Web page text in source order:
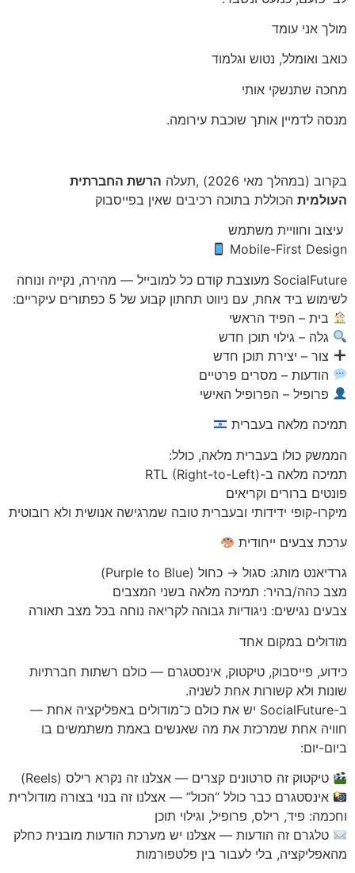
מולך אני עומד
כואב ואומלל, נטוש וגלמוד
מחכה שתנשקי אותי
מנסה לדמיין אותך שוכבת עירומה.
בקרוב (במהלך מאי 2026) ,תעלה
הרשת החברתית
העולמית הכוללת בתוכה רכיבים שאין בפייסבוק
עיצוב וחוויית משתמש
Mobile-First Design
SocialFuture מעוצבת קודם כל למובייל — מהירה, נקייה ונוחה
לשימוש ביד אחת, עם ניווט תחתון קבוע של 5 כפתורים עיקריים:
בית – הפיד הראשי
גלה – גילוי תוכן חדש
צור – יצירת תוכן חדש
הודעות – מסרים פרטיים
פרופיל – הפרופיל האישי
תמיכה מלאה בעברית
הממשק כולו בעברית מלאה, כולל:
תמיכה מלאה ב-RTL (Right-to-Left)
פונטים ברורים וקריאים
מיקרו-קופי ידידותי ובעברית טובה שמרגישה אנושית ולא רובוטית
ערכת צבעים ייחודית
גרדיאנט מותג: סגול → כחול (Purple to Blue)
מצב כהה/בהיר: תמיכה מלאה בשני המצבים
צבעים נגישים: ניגודיות גבוהה לקריאה נוחה בכל מצב תאורה
מודולים במקום אחד
כידוע, פייסבוק, טיקטוק, אינסטגרם — כולם רשתות חברתיות
שונות ולא קשורות אחת לשניה.
ב-SocialFuture יש את כולם כ־מודולים באפליקציה אחת —
חוויה אחת שמרכזת את מה שאנשים באמת משתמשים בו
ביום-יום:
טיקטוק זה סרטונים קצרים — אצלנו זה נקרא רילס (Reels)
אינסטגרם כבר כולל “הכול” — אצלנו זה בנוי בצורה מודולרית
וחכמה: פיד, רילס, פרופיל, וגילוי תוכן
טלגרם זה הודעות — אצלנו יש מערכת הודעות מובנית כחלק
מהאפליקציה, בלי לעבור בין פלטפורמות